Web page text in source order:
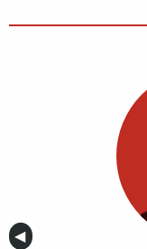
Anterior
◀︎